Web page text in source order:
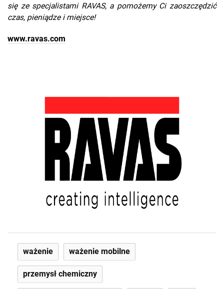
się ze specjalistami RAVAS, a pomożemy Ci zaoszczędzić
czas, pieniądze i miejsce!
www.ravas.com
ważenie ważenie mobilne
przemysł chemiczny